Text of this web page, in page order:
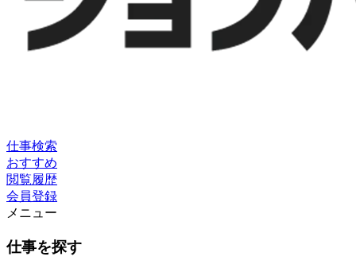
仕事検索
おすすめ
閲覧履歴
会員登録
メニュー
仕事を探す